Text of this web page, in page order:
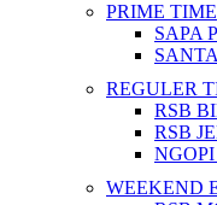
PRIME TIME
SAPA
REGULER
RSB
RSB
WEEKEND